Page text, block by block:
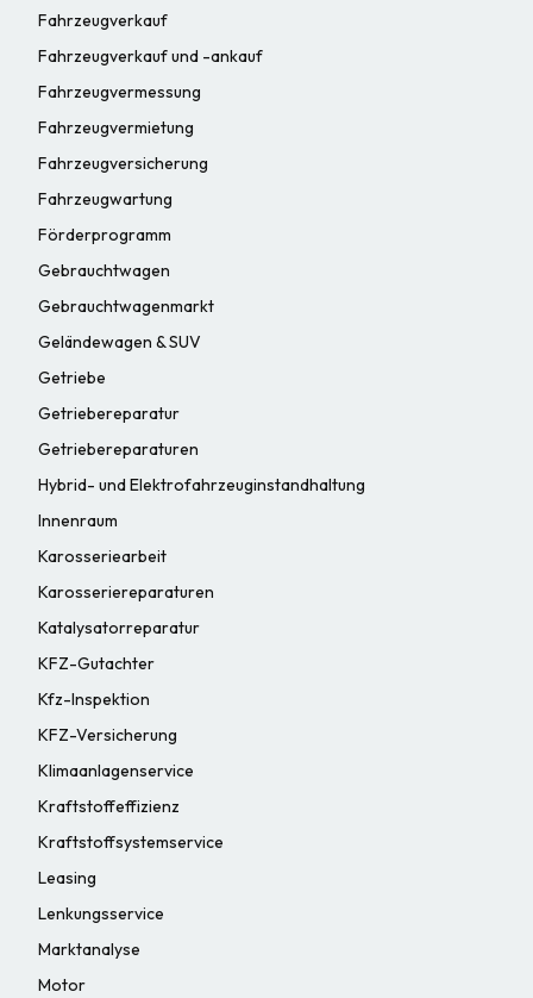
Fahrzeugverkauf
Fahrzeugverkauf und -ankauf
Fahrzeugvermessung
Fahrzeugvermietung
Fahrzeugversicherung
Fahrzeugwartung
Förderprogramm
Gebrauchtwagen
Gebrauchtwagenmarkt
Geländewagen & SUV
Getriebe
Getriebereparatur
Getriebereparaturen
Hybrid- und Elektrofahrzeuginstandhaltung
Innenraum
Karosseriearbeit
Karosseriereparaturen
Katalysatorreparatur
KFZ-Gutachter
Kfz-Inspektion
KFZ-Versicherung
Klimaanlagenservice
Kraftstoffeffizienz
Kraftstoffsystemservice
Leasing
Lenkungsservice
Marktanalyse
Motor